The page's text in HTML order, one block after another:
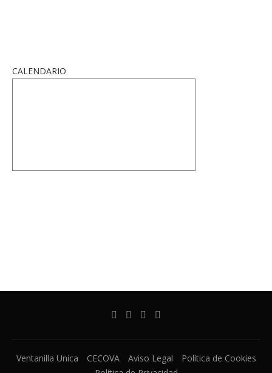
CALENDARIO
Ventanilla Unica CECOVA Aviso Legal
Política de Cookies